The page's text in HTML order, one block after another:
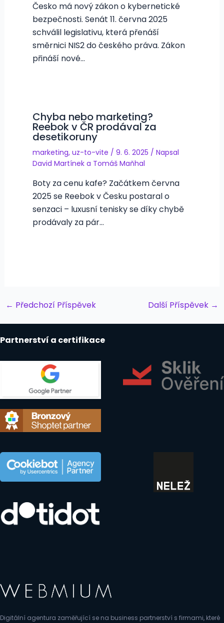
Česko má nový zákon o kybernetické
bezpečnosti. Senát 11. června 2025
schválil legislativu, která přenáší
směrnici NIS2 do českého práva. Zákon
přináší nové…
Chyba nebo marketing?
Reebok v ČR prodával za
desetikoruny
marketing, uz-to-vite / 9. 6. 2025 / Napsal
David Martíneka Tomáš Maňhal
Boty za cenu kafe? Začátkem června
2025 se Reebok v Česku postaral o
senzaci – luxusní tenisky se díky chybě
prodávaly za pár…
Post
← Předchozí Příspěvek Další Příspěvek →
Partnerství a certifikace
Digitální agentura zaměřující se na business partnerství s firmami, které